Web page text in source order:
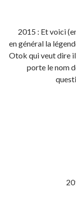
2015 : Et voici
en général la
Otok qui veut dire
porte le nom